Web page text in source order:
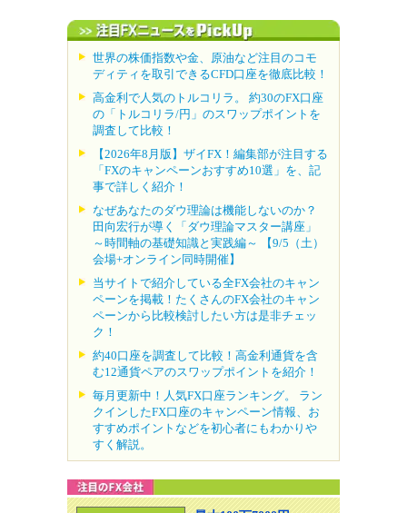
世界の株価指数や金、原油など注目のコモ
ディティを取引できるCFD口座を徹底比較！
高金利で人気のトルコリラ。 約30のFX口座
の「トルコリラ/円」のスワップポイントを
調査して比較！
【2026年8月版】ザイFX！編集部が注目する
「FXのキャンペーンおすすめ10選」を、記
事で詳しく紹介！
なぜあなたのダウ理論は機能しないのか？
田向宏行が導く「ダウ理論マスター講座」
～時間軸の基礎知識と実践編～ 【9/5（土）
会場+オンライン同時開催】
当サイトで紹介している全FX会社のキャン
ペーンを掲載！たくさんのFX会社のキャン
ペーンから比較検討したい方は是非チェッ
ク！
約40口座を調査して比較！高金利通貨を含
む12通貨ペアのスワップポイントを紹介！
毎月更新中！人気FX口座ランキング。 ラン
クインしたFX口座のキャンペーン情報、お
すすめポイントなどを初心者にもわかりや
すく解説。